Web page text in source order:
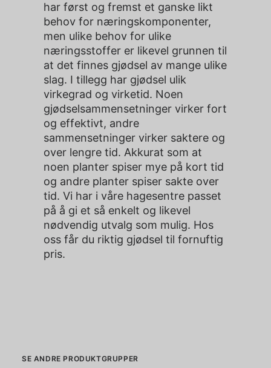
har først og fremst et ganske likt
behov for næringskomponenter,
men ulike behov for ulike
næringsstoffer er likevel grunnen til
at det finnes gjødsel av mange ulike
slag. I tillegg har gjødsel ulik
virkegrad og virketid. Noen
gjødselsammensetninger virker fort
og effektivt, andre
sammensetninger virker saktere og
over lengre tid. Akkurat som at
noen planter spiser mye på kort tid
og andre planter spiser sakte over
tid. Vi har i våre hagesentre passet
på å gi et så enkelt og likevel
nødvendig utvalg som mulig. Hos
oss får du riktig gjødsel til fornuftig
pris.
SE ANDRE PRODUKTGRUPPER